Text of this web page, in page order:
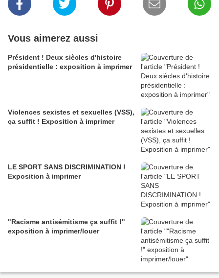
Vous aimerez aussi
Président ! Deux siècles d'histoire
présidentielle : exposition à imprimer
Violences sexistes et sexuelles (VSS),
ça suffit ! Exposition à imprimer
LE SPORT SANS DISCRIMINATION !
Exposition à imprimer
"Racisme antisémitisme ça suffit !"
exposition à imprimer/louer